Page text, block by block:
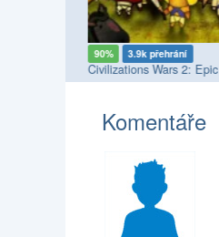
90% 3.9k přehrání
Civilizations Wars 2: Epic
Komentáře